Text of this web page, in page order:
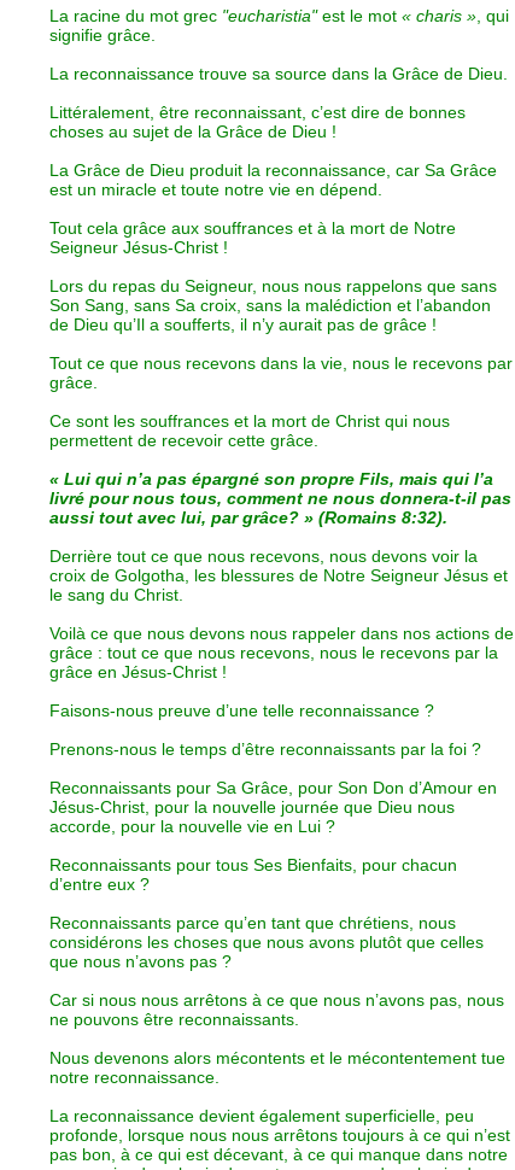
La racine du mot grec "eucharistia"est le mot « charis », qui
signifie grâce.
La reconnaissance trouve sa source dans la Grâce de Dieu.
Littéralement, être reconnaissant, c’est dire de bonnes
choses au sujet de la Grâce de Dieu !
La Grâce de Dieu produit la reconnaissance, car Sa Grâce
est un miracle et toute notre vie en dépend.
Tout cela grâce aux souffrances et à la mort de Notre
Seigneur Jésus-Christ !
Lors du repas du Seigneur, nous nous rappelons que sans
Son Sang, sans Sa croix, sans la malédiction et l’abandon
de Dieu qu’Il a soufferts, il n’y aurait pas de grâce !
Tout ce que nous recevons dans la vie, nous le recevons par
grâce.
Ce sont les souffrances et la mort de Christ qui nous
permettent de recevoir cette grâce.
« Lui qui n’a pas épargné son propre Fils, mais qui l’a
livré pour nous tous, comment ne nous donnera-t-il pas
aussi tout avec lui, par grâce? » (Romains 8:32).
Derrière tout ce que nous recevons, nous devons voir la
croix de Golgotha, les blessures de Notre Seigneur Jésus et
le sang du Christ.
Voilà ce que nous devons nous rappeler dans nos actions de
grâce : tout ce que nous recevons, nous le recevons par la
grâce en Jésus-Christ !
Faisons-nous preuve d’une telle reconnaissance ?
Prenons-nous le temps d’être reconnaissants par la foi ?
Reconnaissants pour Sa Grâce, pour Son Don d’Amour en
Jésus-Christ, pour la nouvelle journée que Dieu nous
accorde, pour la nouvelle vie en Lui ?
Reconnaissants pour tous Ses Bienfaits, pour chacun
d’entre eux ?
Reconnaissants parce qu’en tant que chrétiens, nous
considérons les choses que nous avons plutôt que celles
que nous n’avons pas ?
Car si nous nous arrêtons à ce que nous n’avons pas, nous
ne pouvons être reconnaissants.
Nous devenons alors mécontents et le mécontentement tue
notre reconnaissance.
La reconnaissance devient également superficielle, peu
profonde, lorsque nous nous arrêtons toujours à ce qui n’est
pas bon, à ce qui est décevant, à ce qui manque dans notre